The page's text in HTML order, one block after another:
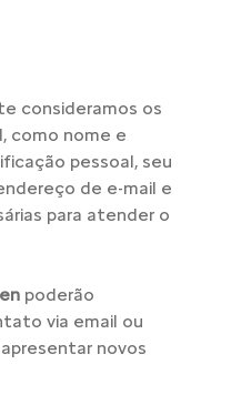
consideramos os
como nome e
pessoal, seu
de e-mail e
para atender o
poderão
via email ou
novos